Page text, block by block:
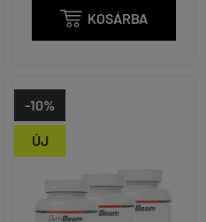
 KOSÁRBA
ÚJ
-10%